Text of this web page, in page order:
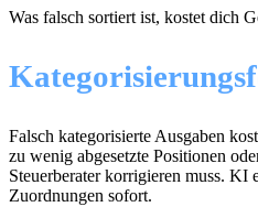
Was falsch sortiert ist, kostet dich
Falsch kategorisierte Ausgaben
zu wenig abgesetzte Positionen
Steuerberater korrigieren muss. KI
Zuordnungen sofort.